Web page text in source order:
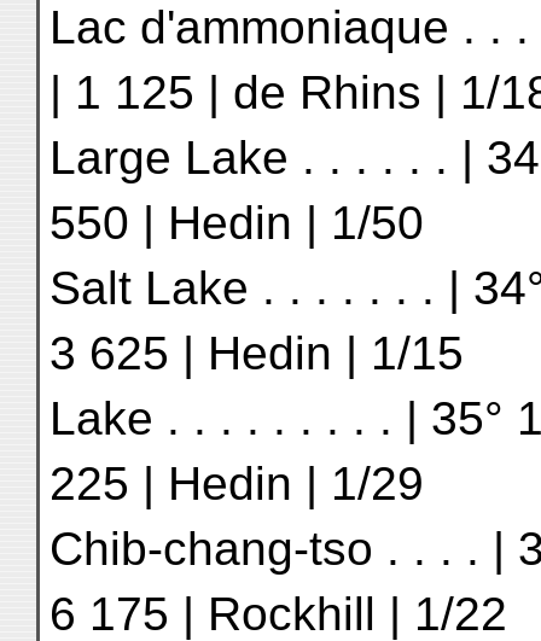
Lac d'ammoniaque . . .
| 1 125 | de Rhins | 1/
Large Lake . . . . . . |
550 | Hedin | 1/50
Salt Lake . . . . . . . |
3 625 | Hedin | 1/15
Lake . . . . . . . . . | 35°
225 | Hedin | 1/29
Chib-chang-tso . . . . |
6 175 | Rockhill | 1/22